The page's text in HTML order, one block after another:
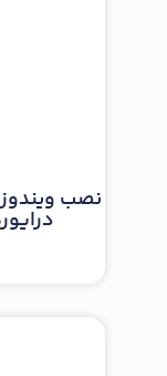
نصب